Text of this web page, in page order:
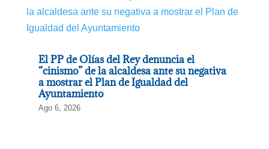
El PP de Olías del Rey denuncia el
“cinismo” de la alcaldesa ante su negativa
a mostrar el Plan de Igualdad del
Ayuntamiento
Ago 6, 2026